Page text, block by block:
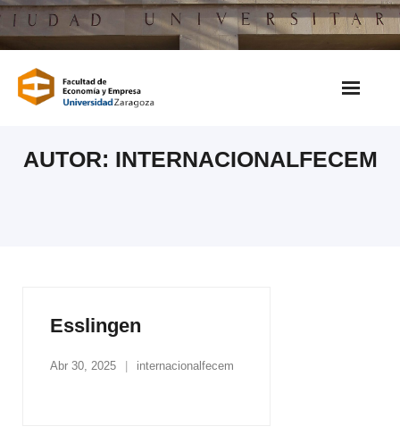
Saltar
al
AUTOR: INTERNACIONALFECEM
Esslingen
Abr 30, 2025 internacionalfecem